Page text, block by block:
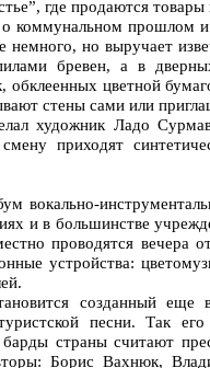
где продаются
коммунальном прошлом
но выручает
бревен, а в
обклеенных цветной
стены сами или
художник Ладо
приходят
вокально-
и в большинстве
проводятся вечера
устройства:
созданный еще
песни. Так
страны считают
Борис Вахнюк,